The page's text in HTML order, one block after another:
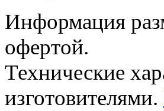
Информация
офертой.
Технические
изготовителями.